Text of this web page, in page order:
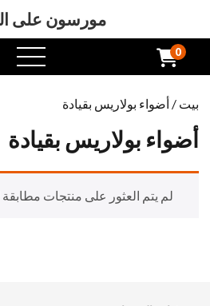
مورسون على
افتح
0
بيت / أضواء بولاريس بقيادة
أضواء بولاريس بقيادة
لم يتم العثور على منتجات مطابقة